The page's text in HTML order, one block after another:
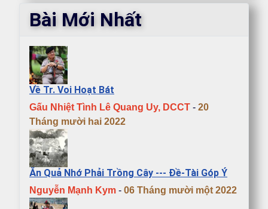
Bài Mới Nhất
Về Tr. Voi Hoạt Bát
Gấu Nhiệt Tình Lê Quang Uy, DCCT - 20
Tháng mười hai 2022
Ăn Quả Nhớ Phải Trồng Cây --- Đề-Tài Góp Ý
Nguyễn Mạnh Kym - 06 Tháng mười một 2022